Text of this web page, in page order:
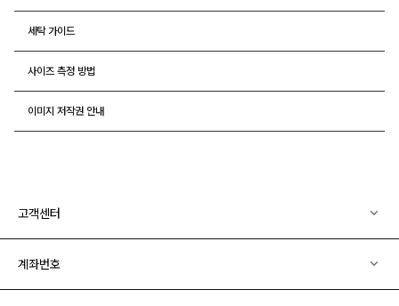
세탁 가이드
사이즈 측정 방법
이미지 저작권 안내
고객센터
계좌번호